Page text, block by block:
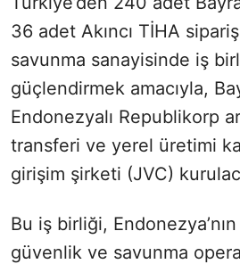
36 adet Akıncı TİHA
savunma sanayisinde iş
güçlendirmek amacıyla,
Endonezyalı Republikorp
transferi ve yerel üretimi
girişim şirketi (JVC)
Bu iş birliği,
güvenlik ve savunma